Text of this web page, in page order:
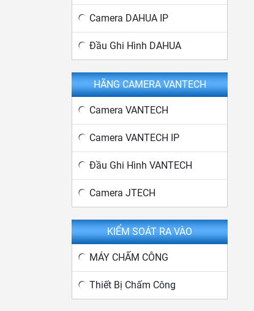
Camera DAHUA IP
Đầu Ghi Hình DAHUA
HÃNG CAMERA VANTECH
Camera VANTECH
Camera VANTECH IP
Đầu Ghi Hình VANTECH
Camera JTECH
KIỂM SOÁT RA VÀO
MÁY CHẤM CÔNG
Thiết Bị Chấm Công